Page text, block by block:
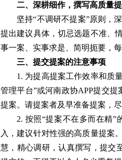
二、深耕细作，撰写高质量
坚持“不调研不提案”原则，
提出建议具体，切忌选题不准、
事一案、实事求是、简明扼要，
三、提交提案的注意事项
1. 为提高提案工作效率和质
管理平台”或河南政协APP提交提
提案。请提案者及早准备提案，
2. 按照“提案不在多而在精”
入，建议针对性强的高质量提案
慧，精心调研，认真撰写，提交